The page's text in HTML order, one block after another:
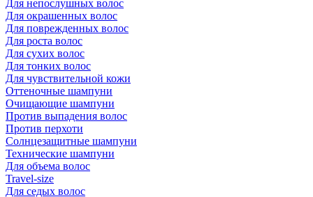
Для непослушных волос
Для окрашенных волос
Для поврежденных волос
Для роста волос
Для сухих волос
Для тонких волос
Для чувствительной кожи
Оттеночные шампуни
Очищающие шампуни
Против выпадения волос
Против перхоти
Солнцезащитные шампуни
Технические шампуни
Для объема волос
Travel-size
Для седых волос